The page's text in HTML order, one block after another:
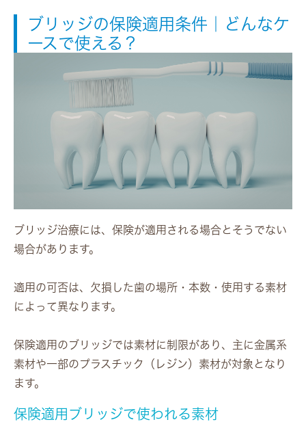
ブリッジの保険適用条件｜どんなケ
ースで使える？
ブリッジ治療には、保険が適用される場合とそうでない
場合があります。
適用の可否は、欠損した歯の場所・本数・使用する素材
によって異なります。
保険適用のブリッジでは素材に制限があり、主に金属系
素材や一部のプラスチック（レジン）素材が対象となり
ます。
保険適用ブリッジで使われる素材